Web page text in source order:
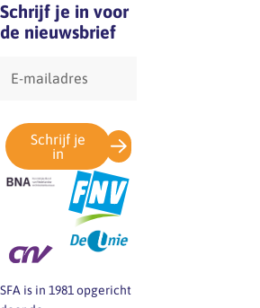
Schrijf je in voor
de nieuwsbrief
mailadres
Schrijf je
in
SFA is in 1981 opgericht